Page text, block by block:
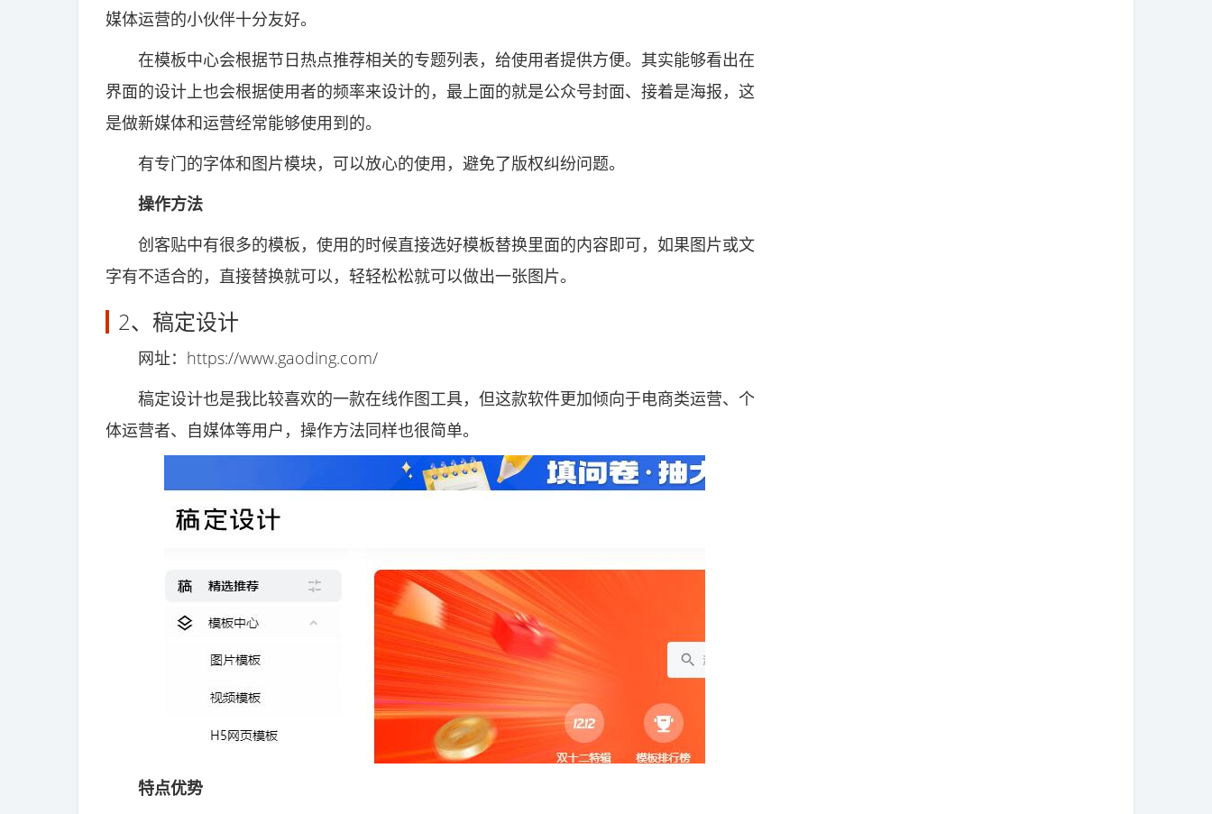
媒体运营的小伙伴十分友好。
在模板中心会根据节日热点推荐相关的专题列表，给使用者提供方便。其实能够看出在
界面的设计上也会根据使用者的频率来设计的，最上面的就是公众号封面、接着是海报，这
是做新媒体和运营经常能够使用到的。
有专门的字体和图片模块，可以放心的使用，避免了版权纠纷问题。
操作方法
创客贴中有很多的模板，使用的时候直接选好模板替换里面的内容即可，如果图片或文
字有不适合的，直接替换就可以，轻轻松松就可以做出一张图片。
2、稿定设计
网址：https://www.gaoding.com/
稿定设计也是我比较喜欢的一款在线作图工具，但这款软件更加倾向于电商类运营、个
体运营者、自媒体等用户，操作方法同样也很简单。
特点优势